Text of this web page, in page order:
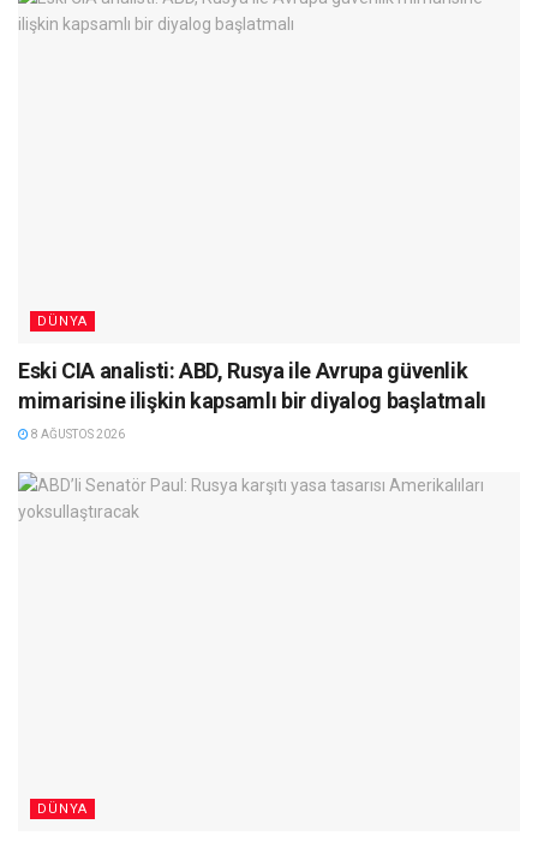
DÜNYA
Eski CIA analisti: ABD, Rusya ile Avrupa güvenlik
mimarisine ilişkin kapsamlı bir diyalog başlatmalı
8 AĞUSTOS 2026
DÜNYA